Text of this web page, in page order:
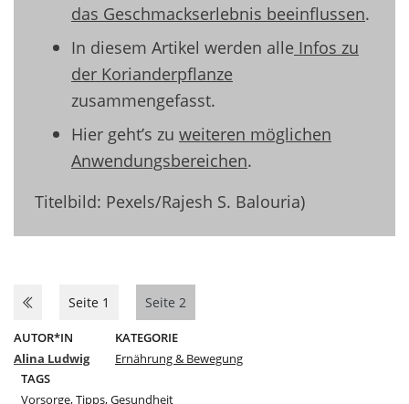
das Geschmackserlebnis beeinflussen.
In diesem Artikel werden alle Infos zu
der Korianderpflanze
zusammengefasst.
Hier geht’s zu weiteren möglichen
Anwendungsbereichen.
Titelbild: Pexels/Rajesh S. Balouria)
Seite 1 Seite 2
AUTOR*IN
Alina Ludwig
KATEGORIE
Ernährung & Bewegung
TAGS
Vorsorge,Tipps,Gesundheit